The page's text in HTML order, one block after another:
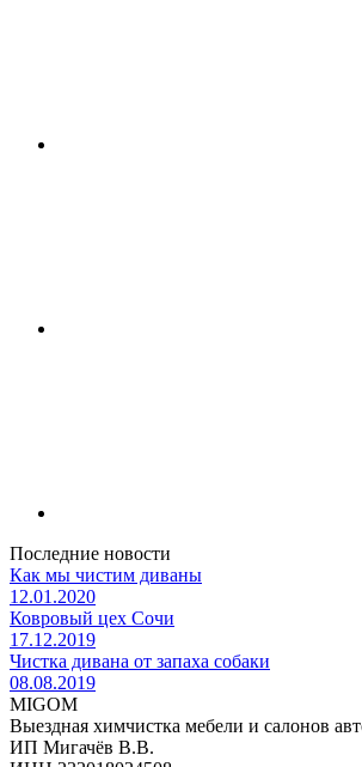
Последние новости
Как мы чистим диваны
12.01.2020
Ковровый цех Сочи
17.12.2019
Чистка дивана от запаха собаки
08.08.2019
MIGOM
Выездная химчистка мебели и салонов
ИП Мигачёв В.В.